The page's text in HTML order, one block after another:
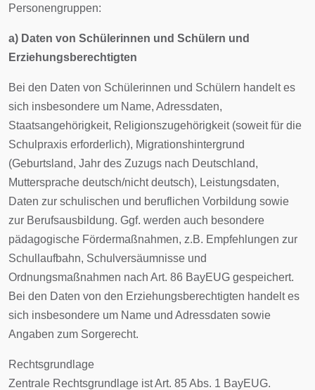
Personengruppen:
a) Daten von Schülerinnen und Schülern und
Erziehungsberechtigten
Bei den Daten von Schülerinnen und Schülern handelt es
sich insbesondere um Name, Adressdaten,
Staatsangehörigkeit, Religionszugehörigkeit (soweit für die
Schulpraxis erforderlich), Migrationshintergrund
(Geburtsland, Jahr des Zuzugs nach Deutschland,
Muttersprache deutsch/nicht deutsch), Leistungsdaten,
Daten zur schulischen und beruflichen Vorbildung sowie
zur Berufsausbildung. Ggf. werden auch besondere
pädagogische Fördermaßnahmen, z.B. Empfehlungen zur
Schullaufbahn, Schulversäumnisse und
Ordnungsmaßnahmen nach Art. 86 BayEUG gespeichert.
Bei den Daten von den Erziehungsberechtigten handelt es
sich insbesondere um Name und Adressdaten sowie
Angaben zum Sorgerecht.
Rechtsgrundlage
Zentrale Rechtsgrundlage ist Art. 85 Abs. 1 BayEUG.